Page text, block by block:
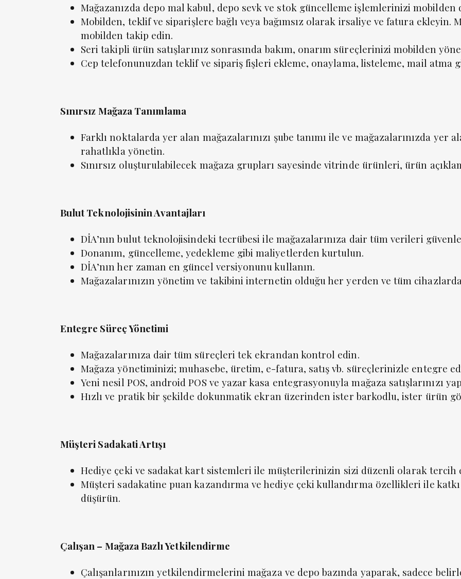
Mağazanızda depo mal kabul, depo sevk ve stok güncelleme işlemlerinizi mobilden
Mobilden, teklif ve siparişlere bağlı veya bağımsız olarak irsaliye ve fatura ekleyin.
mobilden takip edin.
Seri takipli ürün satışlarınız sonrasında bakım, onarım süreçlerinizi mobilden
Cep telefonunuzdan teklif ve sipariş fişleri ekleme, onaylama, listeleme, mail atma
Sınırsız Mağaza Tanımlama
Farklı noktalarda yer alan mağazalarınızı şube tanımı ile ve mağazalarınızda yer
rahatlıkla yönetin.
Sınırsız oluşturulabilecek mağaza grupları sayesinde vitrinde ürünleri, ürün
Bulut Teknolojisinin Avantajları
DİA’nın bulut teknolojisindeki tecrübesi ile mağazalarınıza dair tüm verileri
Donanım, güncelleme, yedekleme gibi maliyetlerden kurtulun.
DİA’nın her zaman en güncel versiyonunu kullanın.
Mağazalarınızın yönetim ve takibini internetin olduğu her yerden ve tüm
Entegre Süreç Yönetimi
Mağazalarınıza dair tüm süreçleri tek ekrandan kontrol edin.
Mağaza yönetiminizi; muhasebe, üretim, e-fatura, satış vb. süreçlerinizle entegre
Yeni nesil POS, android POS ve yazar kasa entegrasyonuyla mağaza satışlarınızı
Hızlı ve pratik bir şekilde dokunmatik ekran üzerinden ister barkodlu, ister ürün
Müşteri Sadakati Artışı
Hediye çeki ve sadakat kart sistemleri ile müşterilerinizin sizi düzenli olarak tercih
Müşteri sadakatine puan kazandırma ve hediye çeki kullandırma özellikleri ile
düşürün.
Çalışan – Mağaza Bazlı Yetkilendirme
Çalışanlarınızın yetkilendirmelerini mağaza ve depo bazında yaparak, sadece